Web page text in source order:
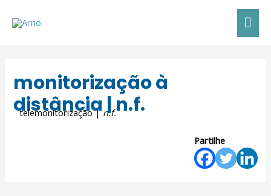
monitorização à
distância | n.f.
telemonitorização |n.f.
Partilhe